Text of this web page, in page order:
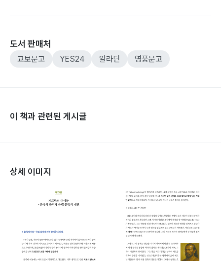
도서 판매처
교보문고 YES24 알라딘 영풍문고
이 책과 관련된 게시글
상세 이미지